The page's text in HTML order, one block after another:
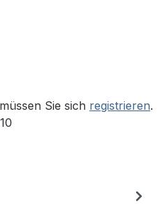
Sie sich registrieren.